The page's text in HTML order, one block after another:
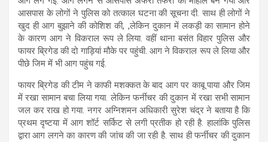
आसपास के लोगों ने पुलिस को तत्काल घटना की सूचना दी. साथ ही लोगों ने
खुद ही आग बुझाने की कोशिश की, ,लेकिन दुकान में लकड़ी का सामान होने
के कारण आग ने विकराल रूप ले लिया. वहीं थाना बसंत विहार पुलिस और
फायर ब्रिगेड की दो गाड़ियां मौके पर पहुंची. आग ने विकराल रूप ले लिया और
पीछे जिम में भी आग पहुंच गई.
फायर ब्रिगेड की टीम ने काफी मशक्कत के बाद आग पर काबू पाया और जिम
में रखा सामान बचा लिया गया. लेकिन फर्नीचर की दुकान में रखा सभी सामान
जल कर राख हो गया. नगर अग्निशमन अधिकारी सुरेश चंद्र ने बताया है कि
प्रथम दृष्टया में आग शॉर्ट सर्किट से लगी प्रतीक हो रही है. हालांकि पुलिस
द्वारा आग लगने का कारण की जांच की जा रही है. साथ ही फर्नीचर की दुकान